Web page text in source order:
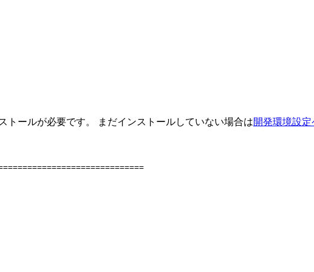
トールが必要です。 まだインストールしていない場合は開発環境設定